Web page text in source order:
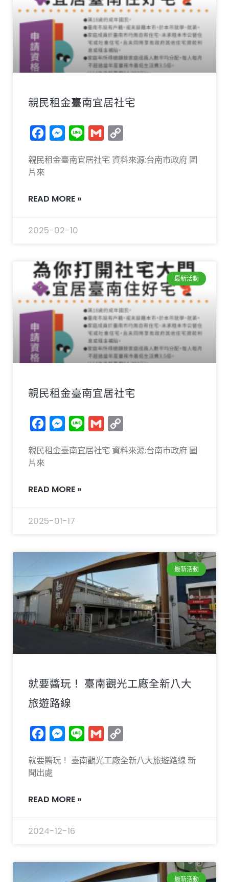
親民租金臺南宜居社宅
FacebookMessenger
Line Gmail
親民租金臺南宜居社宅 資料來源:台南市政府 圖
片來
READ MORE »
2025-02-10
最新活動
親民租金臺南宜居社宅
FacebookMessenger
Line Gmail
親民租金臺南宜居社宅 資料來源:台南市政府 圖
片來
READ MORE »
2025-01-17
最新活動
就要醬玩！ 臺南觀光工廠全新八大
旅遊路線
FacebookMessenger
Line Gmail
就要醬玩！ 臺南觀光工廠全新八大旅遊路線 新
聞出處
READ MORE »
2024-12-16
最新活動